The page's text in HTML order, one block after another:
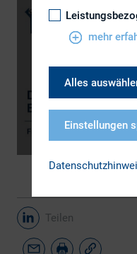
Teilen
mehr
Alles
Einstellungen